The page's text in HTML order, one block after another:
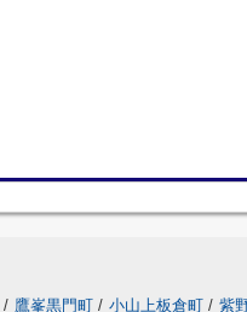
/ 鷹峯黒門町 / 小山上板倉町 / 紫